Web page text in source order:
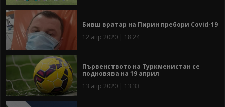
Бивш вратар на Пирин пребори Covid-19
12 апр 2020 | 18:24
Първенството на Туркменистан се
подновява на 19 април
13 апр 2020 | 13:33